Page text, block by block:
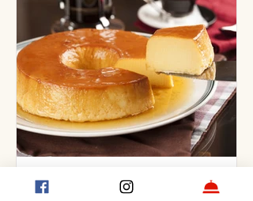
Así se hace un flan casero tradicional